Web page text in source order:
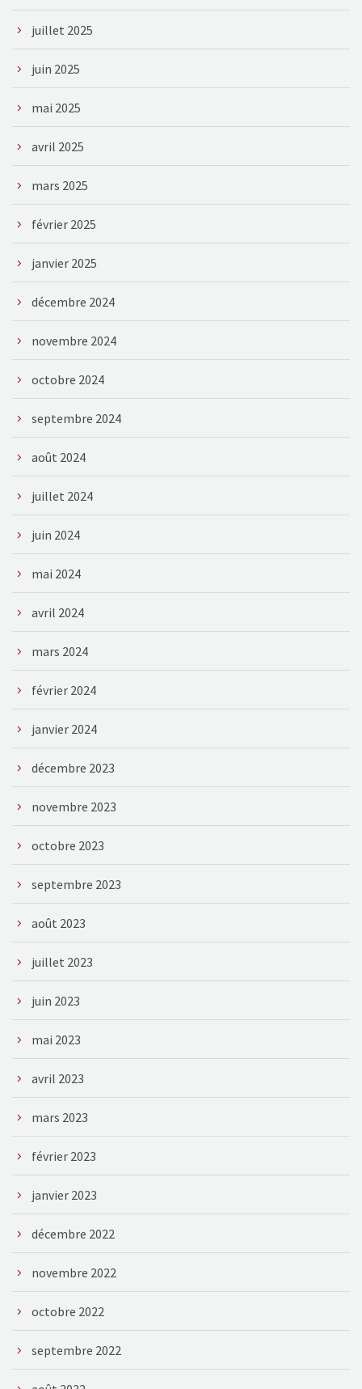
juillet 2025
juin 2025
mai 2025
avril 2025
mars 2025
février 2025
janvier 2025
décembre 2024
novembre 2024
octobre 2024
septembre 2024
août 2024
juillet 2024
juin 2024
mai 2024
avril 2024
mars 2024
février 2024
janvier 2024
décembre 2023
novembre 2023
octobre 2023
septembre 2023
août 2023
juillet 2023
juin 2023
mai 2023
avril 2023
mars 2023
février 2023
janvier 2023
décembre 2022
novembre 2022
octobre 2022
septembre 2022